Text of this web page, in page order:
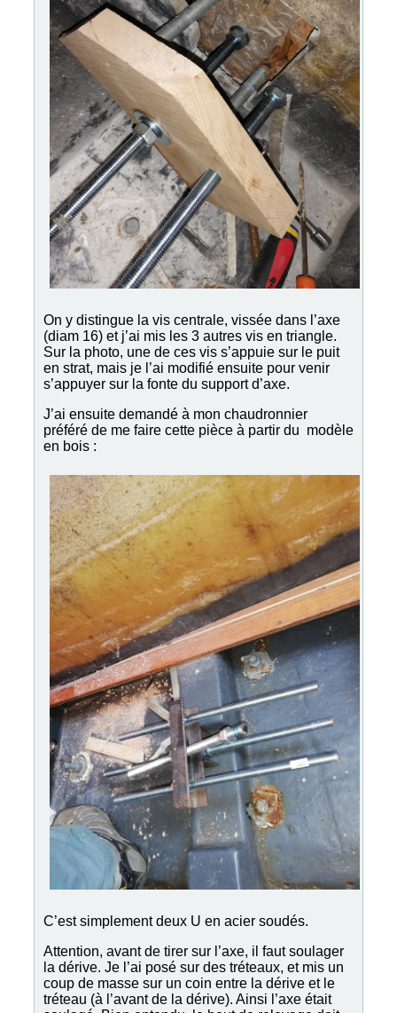
On y distingue la vis centrale, vissée dans l’axe
(diam 16) et j’ai mis les 3 autres vis en triangle.
Sur la photo, une de ces vis s’appuie sur le puit
en strat, mais je l’ai modifié ensuite pour venir
s’appuyer sur la fonte du support d’axe.
J’ai ensuite demandé à mon chaudronnier
préféré de me faire cette pièce à partir du modèle
en bois :
C’est simplement deux U en acier soudés.
Attention, avant de tirer sur l’axe, il faut soulager
la dérive. Je l’ai posé sur des tréteaux, et mis un
coup de masse sur un coin entre la dérive et le
tréteau (à l’avant de la dérive). Ainsi l’axe était